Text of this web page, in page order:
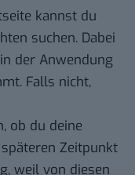
kannst du
suchen. Dabei
der Anwendung
Falls nicht,
ob du deine
Zeitpunkt
weil von diesen